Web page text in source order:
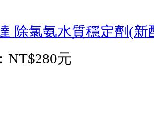
除氯氨水質穩定劑(新
NT$280元